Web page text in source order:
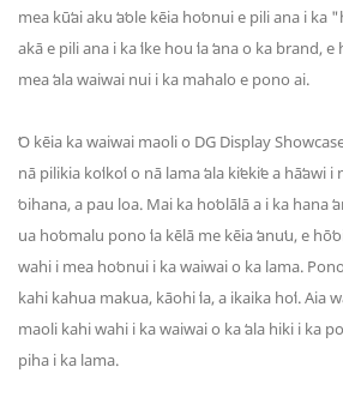
mea kūʻai aku ʻaʻole kēia hoʻonui e pili ana i ka
akā e pili ana i ka ʻike hou ʻia ʻana o ka brand,
mea ʻala waiwai nui i ka mahalo e pono ai.
ʻO kēia ka waiwai maoli o DG Display
nā pilikia koʻikoʻi o nā lama ʻala kiʻekiʻe a
ʻoihana, a pau loa. Mai ka hoʻolālā a i ka hana
ua hoʻomalu pono ʻia kēlā me kēia ʻanuʻu, e
wahi i mea hoʻonui i ka waiwai o ka lama.
kahi kahua makua, kāohi ʻia, a ikaika hoʻi. Aia
maoli kahi wahi i ka waiwai o ka ʻala hiki i ka
piha i ka lama.